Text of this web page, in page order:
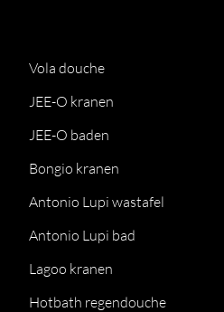
Vola douche
JEE-O kranen
JEE-O baden
Bongio kranen
Antonio Lupi wastafel
Antonio Lupi bad
Lagoo kranen
Hotbath regendouche